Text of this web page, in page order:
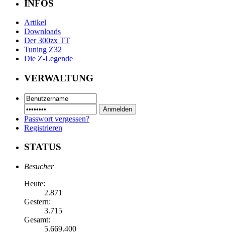
INFOS
Artikel
Downloads
Der 300zx TT
Tuning Z32
Die Z-Legende
VERWALTUNG
Passwort vergessen?
Registrieren
STATUS
Besucher
Heute:
2.871
Gestern:
3.715
Gesamt:
5.669.400